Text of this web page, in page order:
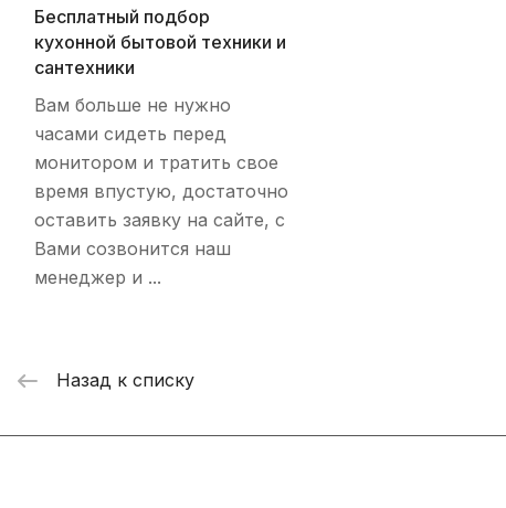
Бесплатный подбор
кухонной бытовой техники и
сантехники
Вам больше не нужно
часами сидеть перед
монитором и тратить свое
время впустую, достаточно
оставить заявку на сайте, с
Вами созвонится наш
менеджер и ...
Назад к списку